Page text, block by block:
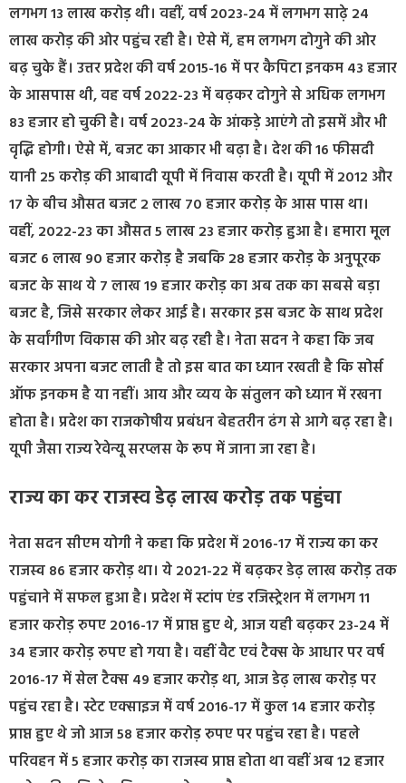
लगभग 13 लाख करोड़ थी। वहीं, वर्ष 2023-24 में लगभग साढ़े 24
लाख करोड़ की ओर पहुंच रही है। ऐसे में, हम लगभग दोगुने की ओर
बढ़ चुके हैं। उत्तर प्रदेश की वर्ष 2015-16 में पर कैपिटा इनकम 43 हजार
के आसपास थी, वह वर्ष 2022-23 में बढ़कर दोगुने से अधिक लगभग
83 हजार हो चुकी है। वर्ष 2023-24 के आंकड़े आएंगे तो इसमें और भी
वृद्धि होगी। ऐसे में, बजट का आकार भी बढ़ा है। देश की 16 फीसदी
यानी 25 करोड़ की आबादी यूपी में निवास करती है। यूपी में 2012 और
17 के बीच औसत बजट 2 लाख 70 हजार करोड़ के आस पास था।
वहीं, 2022-23 का औसत 5 लाख 23 हजार करोड़ हुआ है। हमारा मूल
बजट 6 लाख 90 हजार करोड़ है जबकि 28 हजार करोड़ के अनुपूरक
बजट के साथ ये 7 लाख 19 हजार करोड़ का अब तक का सबसे बड़ा
बजट है, जिसे सरकार लेकर आई है। सरकार इस बजट के साथ प्रदेश
के सर्वांगीण विकास की ओर बढ़ रही है। नेता सदन ने कहा कि जब
सरकार अपना बजट लाती है तो इस बात का ध्यान रखती है कि सोर्स
ऑफ इनकम है या नहीं। आय और व्यय के संतुलन को ध्यान में रखना
होता है। प्रदेश का राजकोषीय प्रबंधन बेहतरीन ढंग से आगे बढ़ रहा है।
यूपी जैसा राज्य रेवेन्यू सरप्लस के रूप में जाना जा रहा है।
राज्य का कर राजस्व डेढ़ लाख करोड़ तक पहुंचा
नेता सदन सीएम योगी ने कहा कि प्रदेश में 2016-17 में राज्य का कर
राजस्व 86 हजार करोड़ था। ये 2021-22 में बढ़कर डेढ़ लाख करोड़ तक
पहुंचाने में सफल हुआ है। प्रदेश में स्टांप एंड रजिस्ट्रेशन में लगभग 11
हजार करोड़ रुपए 2016-17 में प्राप्त हुए थे, आज यही बढ़कर 23-24 में
34 हजार करोड़ रुपए हो गया है। वहीं वैट एवं टैक्स के आधार पर वर्ष
2016-17 में सेल टैक्स 49 हजार करोड़ था, आज डेढ़ लाख करोड़ पर
पहुंच रहा है। स्टेट एक्साइज में वर्ष 2016-17 में कुल 14 हजार करोड़
प्राप्त हुए थे जो आज 58 हजार करोड़ रुपए पर पहुंच रहा है। पहले
परिवहन में 5 हजार करोड़ का राजस्व प्राप्त होता था वहीं अब 12 हजार